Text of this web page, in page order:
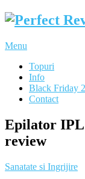
Menu
Topuri
Info
Black Friday
Contact
Epilator IPL
review
Sanatate si Ingrijire